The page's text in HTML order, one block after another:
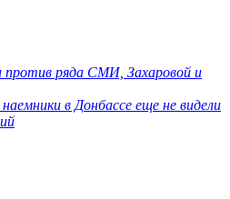
против ряда СМИ, Захаровой и
в Донбассе еще не видели